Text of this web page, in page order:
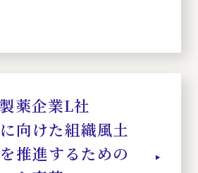
薬企業L社
向けた組織風土
推進するための